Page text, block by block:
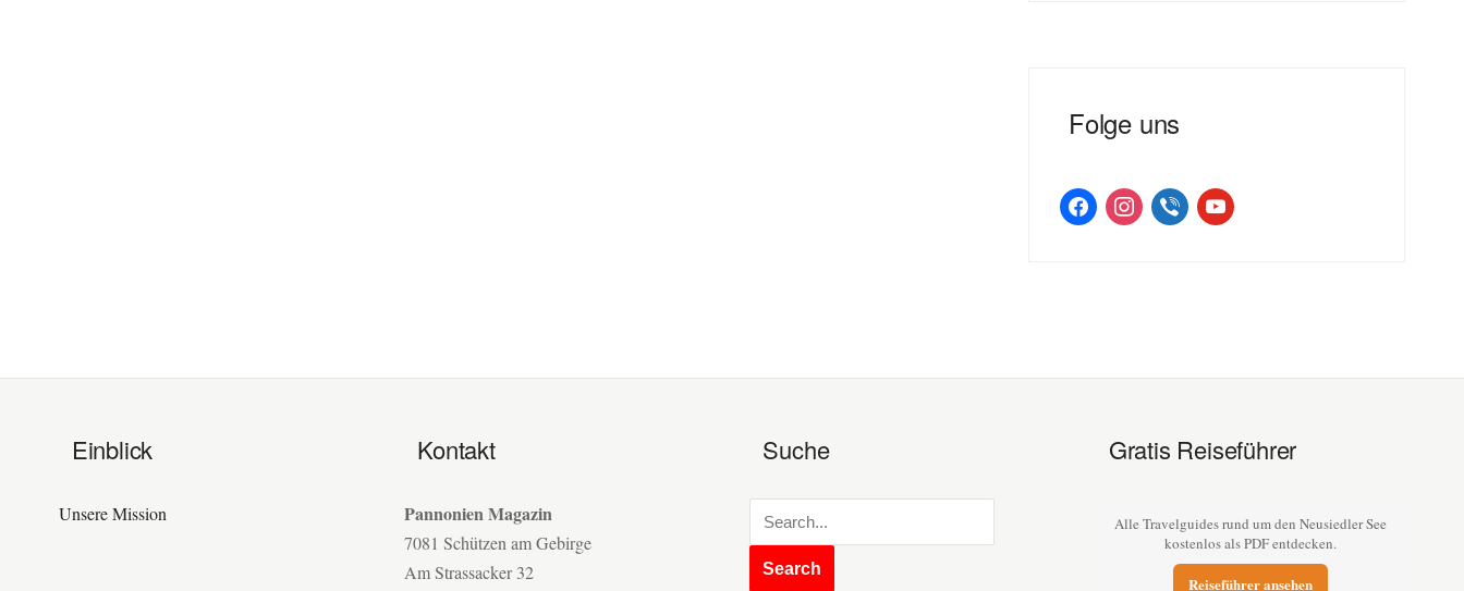
Folge uns
facebookinstagramviber youtube
Einblick
Unsere Mission
Kontakt
Pannonien Magazin
7081 Schützen am Gebirge
Am Strassacker 32
Suche Gratis Reiseführer
Alle Travelguides rund um den Neusiedler See
kostenlos als PDF entdecken.
Reiseführer ansehen